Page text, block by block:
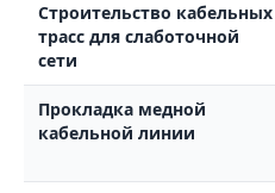
Строительство кабельных
трасс для слаботочной
сети
Прокладка медной
кабельной линии